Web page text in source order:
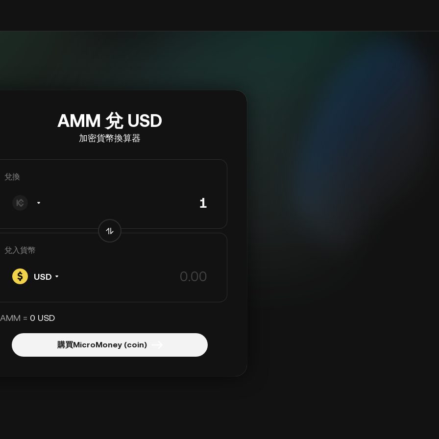
AMM 兌 USD
加密貨幣換算器
兌換
兌入貨幣
USD
= 0 USD
購買MicroMoney (coin)